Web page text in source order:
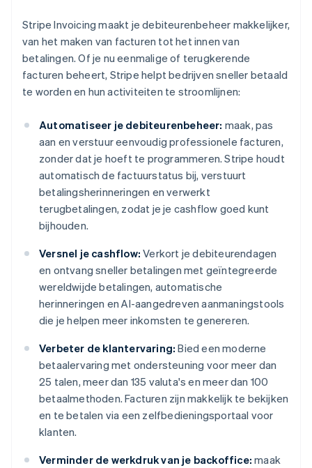
Stripe Invoicing maakt je debiteurenbeheer makkelijker,
van het maken van facturen tot het innen van
betalingen. Of je nu eenmalige of terugkerende
facturen beheert, Stripe helpt bedrijven sneller betaald
te worden en hun activiteiten te stroomlijnen:
Automatiseer je debiteurenbeheer: maak, pas
aan en verstuur eenvoudig professionele facturen,
zonder dat je hoeft te programmeren. Stripe houdt
automatisch de factuurstatus bij, verstuurt
betalingsherinneringen en verwerkt
terugbetalingen, zodat je je cashflow goed kunt
bijhouden.
Versnel je cashflow: Verkort je debiteurendagen
en ontvang sneller betalingen met geïntegreerde
wereldwijde betalingen, automatische
herinneringen en AI-aangedreven aanmaningstools
die je helpen meer inkomsten te genereren.
Verbeter de klantervaring: Bied een moderne
betaalervaring met ondersteuning voor meer dan
25 talen, meer dan 135 valuta's en meer dan 100
betaalmethoden. Facturen zijn makkelijk te bekijken
en te betalen via een zelfbedieningsportaal voor
klanten.
Verminder de werkdruk van je backoffice: maak